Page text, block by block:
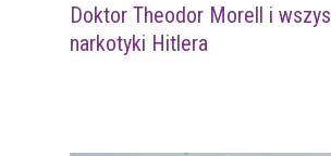
Doktor Theodor Morell i
narkotyki Hitlera